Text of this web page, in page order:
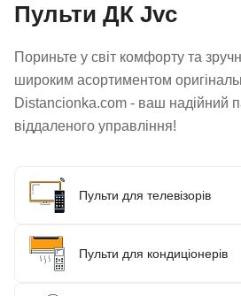
Пульти ДК Jvc
Пориньте у світ комфорту та
широким асортиментом
Distancionka.com - ваш надійний
віддаленого управління!
Пульти для телевізорів
Пульти для кондиціонерів